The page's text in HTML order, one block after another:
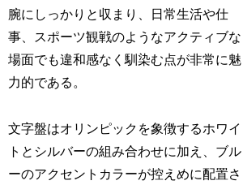
腕にしっかりと収まり、日常生活や仕
事、スポーツ観戦のようなアクティブな
場面でも違和感なく馴染む点が非常に魅
力的である。
文字盤はオリンピックを象徴するホワイ
トとシルバーの組み合わせに加え、ブル
ーのアクセントカラーが控えめに配置さ